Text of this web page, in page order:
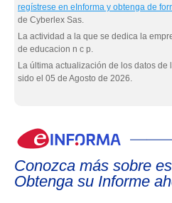
regístrese en eInforma y obtenga de
de Cyberlex Sas.
La actividad a la que se dedica la
de educacion n c p.
La última actualización de los datos
sido el 05 de Agosto de 2026.
Conozca más sobre
Obtenga su Informe